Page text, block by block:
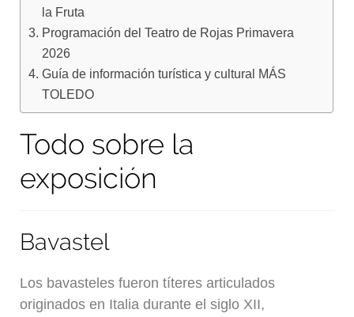
la Fruta
Programación del Teatro de Rojas Primavera
2026
Guía de información turística y cultural MÁS
TOLEDO
Todo sobre la
exposición
Bavastel
Los bavasteles fueron títeres articulados
originados en Italia durante el siglo XII,